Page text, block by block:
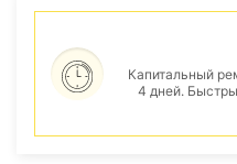
Капитальный
4 дней.